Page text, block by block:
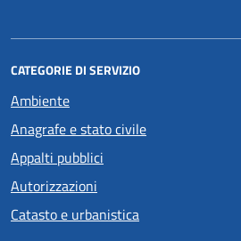
CATEGORIE DI SERVIZIO
Ambiente
Anagrafe e stato civile
Appalti pubblici
Autorizzazioni
Catasto e urbanistica